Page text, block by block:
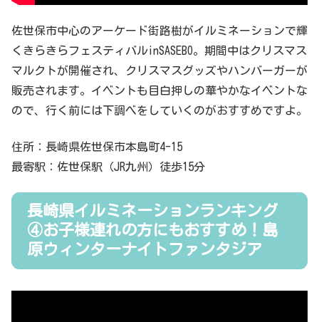
佐世保市中心のアーケード街路樹がイルミネーションで輝
くきらきらフェスティバルinSASEBO。期間中はクリスマス
マルクトが開催され、クリスマスグッズやハンバーガーが
販売されます。イベントも目白押しの華やかなイベントな
ので、行く前には下調べをしていくのがおすすめですよ。
住所：長崎県佐世保市本島町4-15
最寄駅：佐世保駅（JR九州）徒歩15分
長崎県イルミネーションランキング
④お子様連れの方にもおすすめ！島
原ウィンターナイトファンタジア